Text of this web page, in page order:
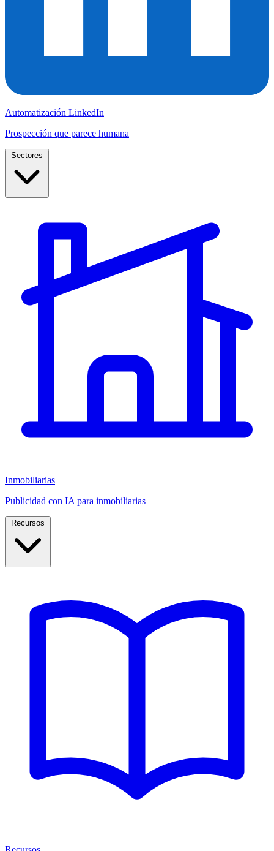
Automatización LinkedIn
Prospección que parece humana
Inmobiliarias
Publicidad con IA para inmobiliarias